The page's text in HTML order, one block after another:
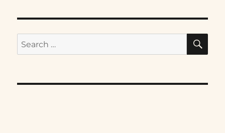
Search
for: